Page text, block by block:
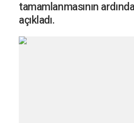
tamamlanmasının
açıkladı.